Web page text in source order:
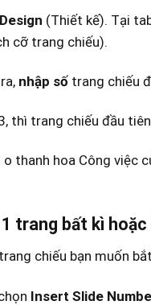
Design (Thiết kế). Tại
cỡ trang chiếu).
nhập sốtrang chiếu
thì trang chiếu đầu
trang bất kì
trang chiếu bạn muốn
Insert Slide